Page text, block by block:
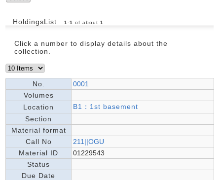
HoldingsList 1 -1 of about 1
Click a number to display details about the
collection.
No.
0001
Volumes
Location
B1：1st basement
Section
Material format
Call No
211||OGU
Material ID
01229543
Status
Due Date